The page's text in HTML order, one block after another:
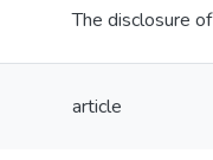
The disclosure
article